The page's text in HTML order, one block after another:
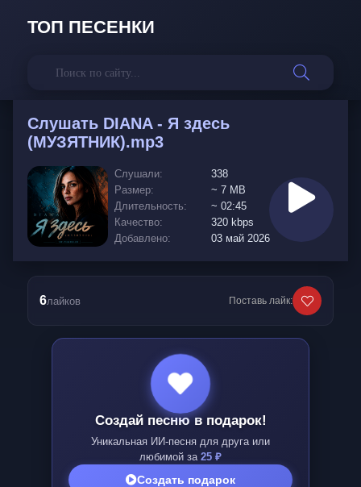
ТОП ПЕСЕНКИ
Слушать DIANA - Я здесь
(МУЗЯТНИК).mp3
Слушали:
338
Размер:
~ 7 MB
Длительность:
~ 02:45
Качество:
320 kbps
Добавлено:
03 май 2026
6лайков Поставь лайк:
Создай песню в подарок!
Уникальная ИИ-песня для друга или
любимой за 25 ₽
Создать подарок